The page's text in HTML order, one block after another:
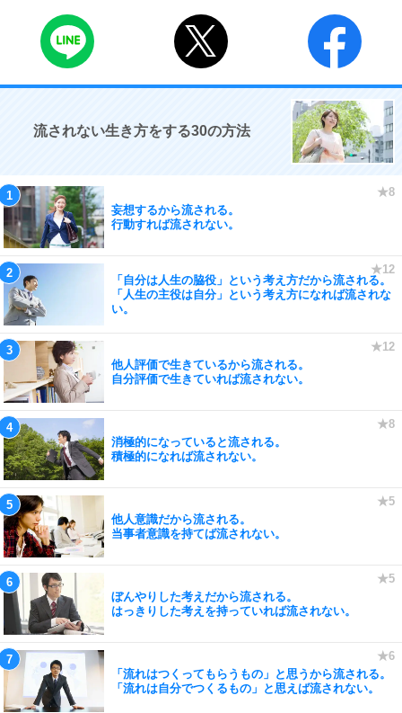
流されない生き方をする30の方法
妄想するから流される。
行動すれば流されない。
「自分は人生の脇役」という考え方だから流される。
「人生の主役は自分」という考え方になれば流されな
い。
他人評価で生きているから流される。
自分評価で生きていれば流されない。
消極的になっていると流される。
積極的になれば流されない。
他人意識だから流される。
当事者意識を持てば流されない。
ぼんやりした考えだから流される。
はっきりした考えを持っていれば流されない。
「流れはつくってもらうもの」と思うから流される。
「流れは自分でつくるもの」と思えば流されない。